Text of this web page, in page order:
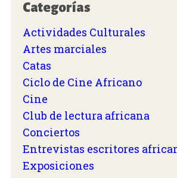
Categorías
Actividades Culturales
Artes marciales
Catas
Ciclo de Cine Africano
Cine
Club de lectura africana
Conciertos
Entrevistas escritores
Exposiciones